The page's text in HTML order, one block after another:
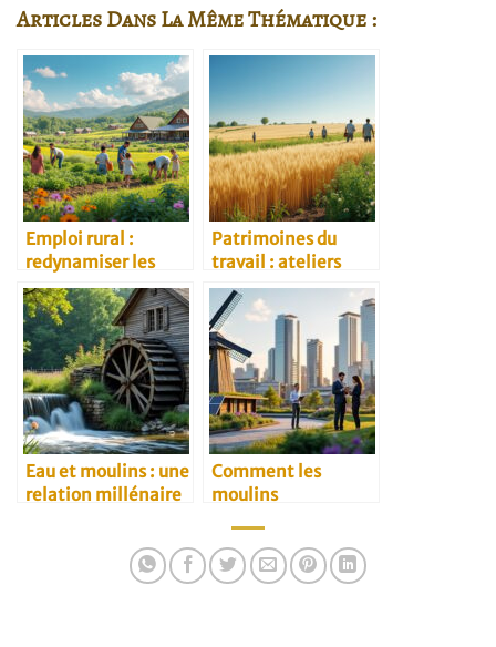
Articles Dans La Même Thématique :
Emploi rural :
redynamiser les
campagnes
Patrimoines du
travail : ateliers
vivants et vieux
quartiers
Eau et moulins : une
relation millénaire
Comment les
moulins
marché B2B
moderne